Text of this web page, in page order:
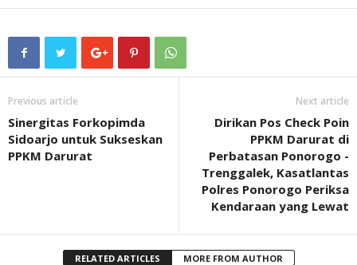
Previous article
Sinergitas Forkopimda
Sidoarjo untuk Sukseskan
PPKM Darurat
Next article
Dirikan Pos Check Poin
PPKM Darurat di
Perbatasan Ponorogo -
Trenggalek, Kasatlantas
Polres Ponorogo Periksa
Kendaraan yang Lewat
RELATED ARTICLES MORE FROM AUTHOR